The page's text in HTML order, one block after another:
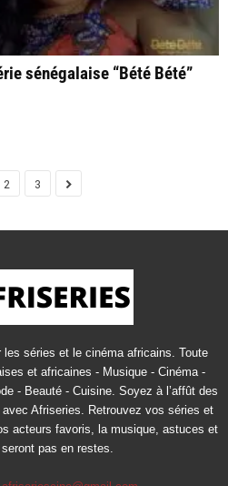
sénégalaise “Bété Bété”
2 3
séries et le cinéma africains. Toute
et africaines - Musique - Cinéma -
- Beauté - Cuisine. Soyez à l’affût des
Afriseries. Retrouvez vos séries et
acteurs favoris, la musique, astuces et
pas en restes.